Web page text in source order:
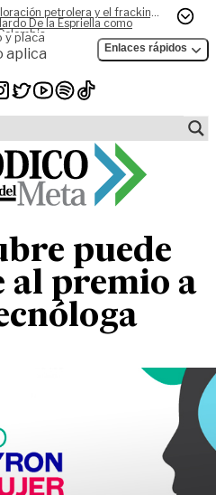
petrolera y el fracking,
De la Espriella como
y placa
aplica Enlaces rápidos
puede
al premio a